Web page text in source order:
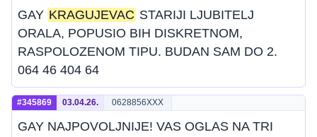
GAY KRAGUJEVAC STARIJI LJUBITELJ
ORALA, POPUSIO BIH DISKRETNOM,
RASPOLOZENOM TIPU. BUDAN SAM DO 2.
064 46 404 64
#345869 03.04.26. 0628856XXX
GAY NAJPOVOLJNIJE! VAS OGLAS NA TRI